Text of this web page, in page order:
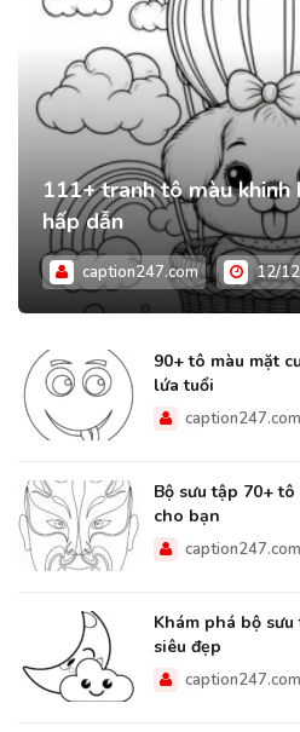
111+ tranh tô màu khinh
hấp dẫn
caption247.com 12/
90+ tô màu mặt
lứa tuổi
caption247.com
Bộ sưu tập 70+
cho bạn
caption247.com
Khám phá bộ
siêu đẹp
caption247.com